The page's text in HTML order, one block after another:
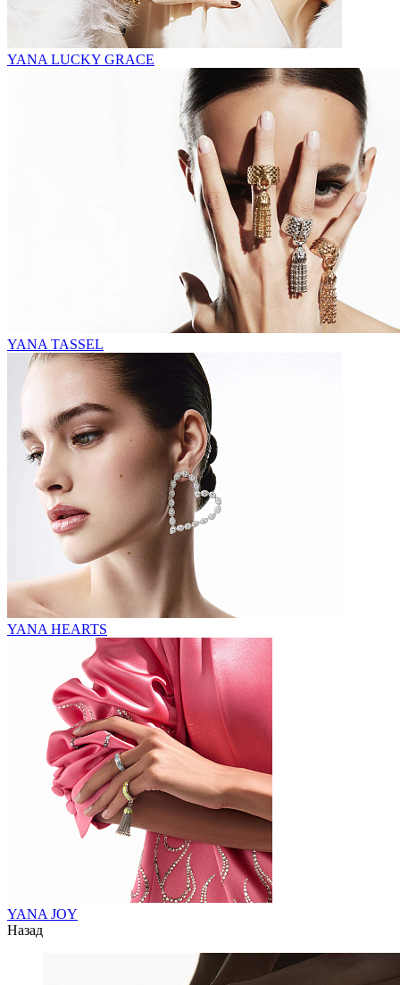
YANA LUCKY GRACE
YANA TASSEL
YANA HEARTS
YANA JOY
Назад